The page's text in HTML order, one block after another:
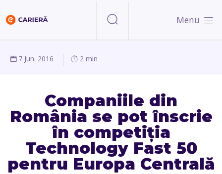
Menu
7 Jun. 2016 2 min
Companiile din
România se pot înscrie
în competiția
Technology Fast 50
pentru Europa Centrală